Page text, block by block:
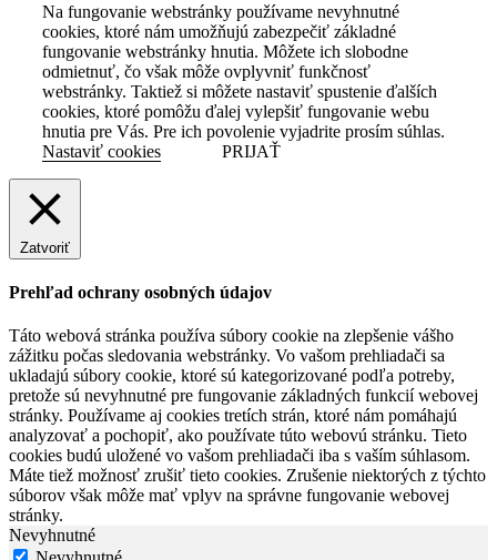
Na fungovanie webstránky používame nevyhnutné
cookies, ktoré nám umožňujú zabezpečiť základné
fungovanie webstránky hnutia. Môžete ich slobodne
odmietnuť, čo však môže ovplyvniť funkčnosť
webstránky. Taktiež si môžete nastaviť spustenie ďalších
cookies, ktoré pomôžu ďalej vylepšiť fungovanie webu
hnutia pre Vás. Pre ich povolenie vyjadrite prosím súhlas.
Nastaviť cookies
PRIJAŤ
Zatvoriť
Prehľad ochrany osobných údajov
Táto webová stránka používa súbory cookie na zlepšenie vášho
zážitku počas sledovania webstránky. Vo vašom prehliadači sa
ukladajú súbory cookie, ktoré sú kategorizované podľa potreby,
pretože sú nevyhnutné pre fungovanie základných funkcií webovej
stránky. Používame aj cookies tretích strán, ktoré nám pomáhajú
analyzovať a pochopiť, ako používate túto webovú stránku. Tieto
cookies budú uložené vo vašom prehliadači iba s vaším súhlasom.
Máte tiež možnosť zrušiť tieto cookies. Zrušenie niektorých z týchto
súborov však môže mať vplyv na správne fungovanie webovej
stránky.
Nevyhnutné